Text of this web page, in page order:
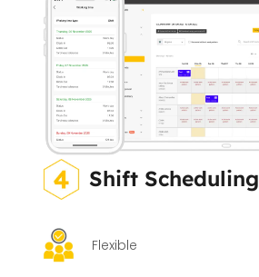
Shift Scheduling
Flexible